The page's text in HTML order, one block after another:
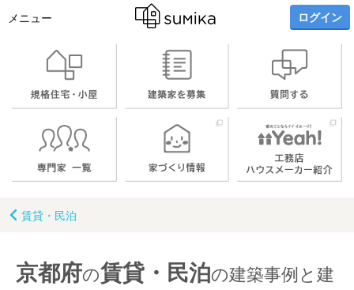
メニュー ログイン
賃貸・民泊
京都府の賃貸・民泊の建築事例と建